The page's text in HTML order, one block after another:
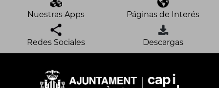
Nuestras Apps Páginas de Interés
Redes Sociales Descargas